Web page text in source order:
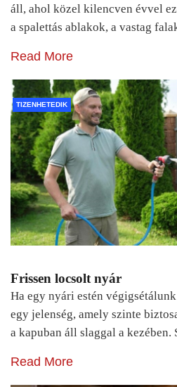
áll, ahol közel kilencven évvel
a spalettás ablakok, a vastag
Read More
TIZENHETEDIK
Frissen locsolt nyár
Ha egy nyári estén
egy jelenség, amely szinte
a kapuban áll slaggal a kezében.
Read More